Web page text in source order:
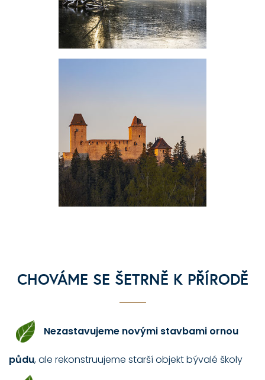
CHOVÁME SE ŠETRNĚ K PŘÍRODĚ
Nezastavujeme novými stavbami ornou
půdu, ale rekonstruujeme starší objekt bývalé školy